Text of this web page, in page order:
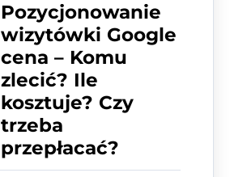
Pozycjonowanie
wizytówki Google
cena – Komu
zlecić? Ile
kosztuje? Czy
trzeba
przepłacać?